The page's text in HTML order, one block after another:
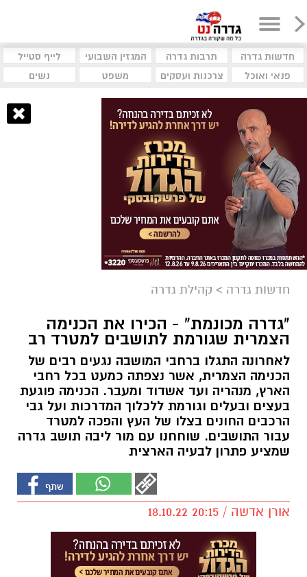
חדשות גדרה תרבות גדרה המגזין השבועי
לייף סטייל
פנאי ואוכל
צרכנות ועסקים משפט נשים
חדשות גדרה > קהילת גדרה
"גדרה מכונמת" - הכירו את הכנימה
הצמרית שגורמת לתושבים למטרד רב
לאחרונה התגלו ברחבי המושבה נגעים רבים של
הכנימה הצמרית, אשר נצפתה כמעט בכל רחבי
הארץ, מנהריה ועד אשדוד ומעבר. הכנימה פוגעת
בעצים ובעלים וגורמת ללכלוך המדרכות ועל גבי
הרכבים החונים בצלו של העץ והפכה למטרד
עבור התושבים. שוחחנו עם מור ליבה תושב גדרה
שמציע פתרון לבעיה הארצית
אורן אדשה / 20:15 18.10.22